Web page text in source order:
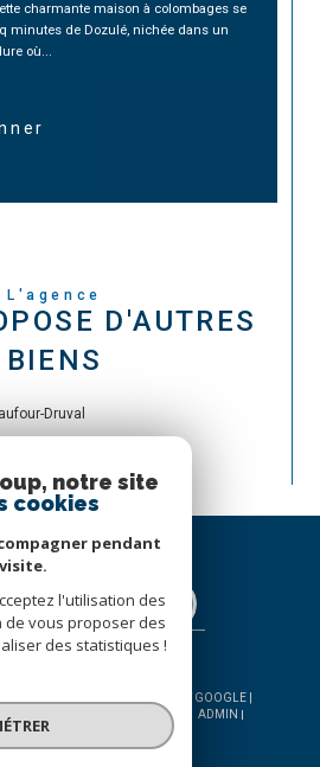
charmante maison à colombages se
minutes de Dozulé, nichée dans un
où...
L'agence
D'AUTRES
BIENS
Druval
| TRADUCTION POWERED BY GOOGLE |
DU SITE MENTIONS LÉGALES
ADMIN
POLITIQUE RGPD
notre site
cookies
pendant
l'utilisation des
de vous proposer des
des statistiques !